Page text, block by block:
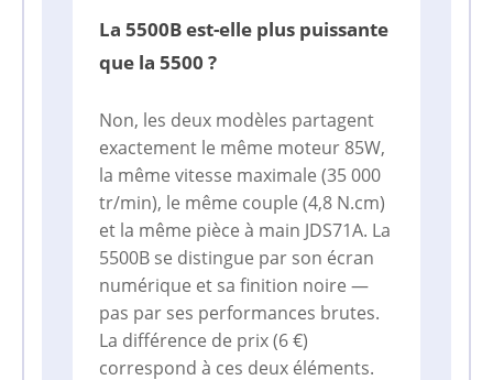
La 5500B est-elle plus puissante
que la 5500 ?
Non, les deux modèles partagent
exactement le même moteur 85W,
la même vitesse maximale (35 000
tr/min), le même couple (4,8 N.cm)
et la même pièce à main JDS71A. La
5500B se distingue par son écran
numérique et sa finition noire —
pas par ses performances brutes.
La différence de prix (6 €)
correspond à ces deux éléments.